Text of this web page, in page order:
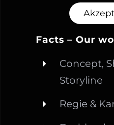
Facts – Our
Concept,
Storyline
Regie &